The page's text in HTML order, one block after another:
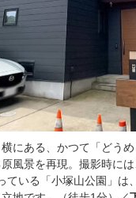
横にある、かつて「どう
風景を再現。撮影時に
ている「小塚山公園」は